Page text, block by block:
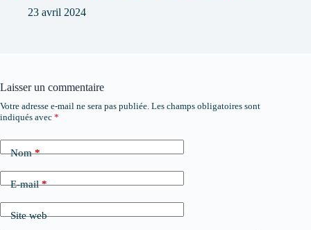
23 avril 2024
Laisser un commentaire
Votre adresse e-mail ne sera pas publiée. Les champs obligatoires sont
indiqués avec *
Nom*
E-mail*
Site web